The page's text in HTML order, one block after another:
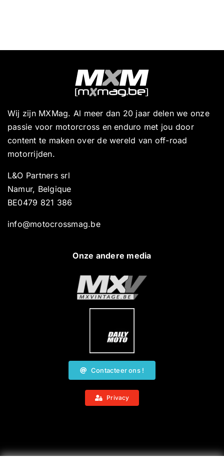
Wij zijn MXMag. Al meer dan 20 jaar delen we onze
passie voor motorcross en enduro met jou door
content te maken over de wereld van off-road
motorrijden.
L&O Partners srl
Namur, Belgique
BE0479 821 386
info@motocrossmag.be
Onze andere media
Contacteer ons !
Privacy